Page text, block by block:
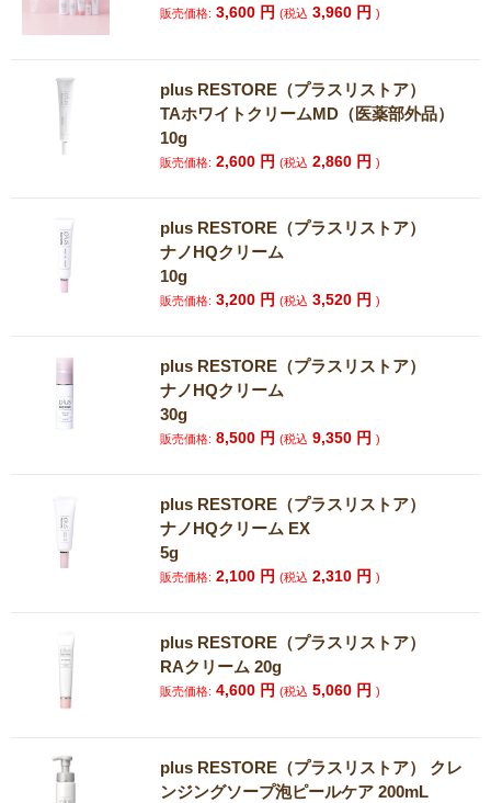
販売価格: 3,600 円(税込 3,960 円)
plus RESTORE（プラスリストア）
TAホワイトクリームMD（医薬部外品）
10g
販売価格: 2,600 円(税込 2,860 円)
plus RESTORE（プラスリストア）
ナノHQクリーム
10g
販売価格: 3,200 円(税込 3,520 円)
plus RESTORE（プラスリストア）
ナノHQクリーム
30g
販売価格: 8,500 円(税込 9,350 円)
plus RESTORE（プラスリストア）
ナノHQクリーム EX
5g
販売価格: 2,100 円(税込 2,310 円)
plus RESTORE（プラスリストア）
RAクリーム 20g
販売価格: 4,600 円(税込 5,060 円)
plus RESTORE（プラスリストア） クレ
ンジングソープ泡ピールケア 200mL